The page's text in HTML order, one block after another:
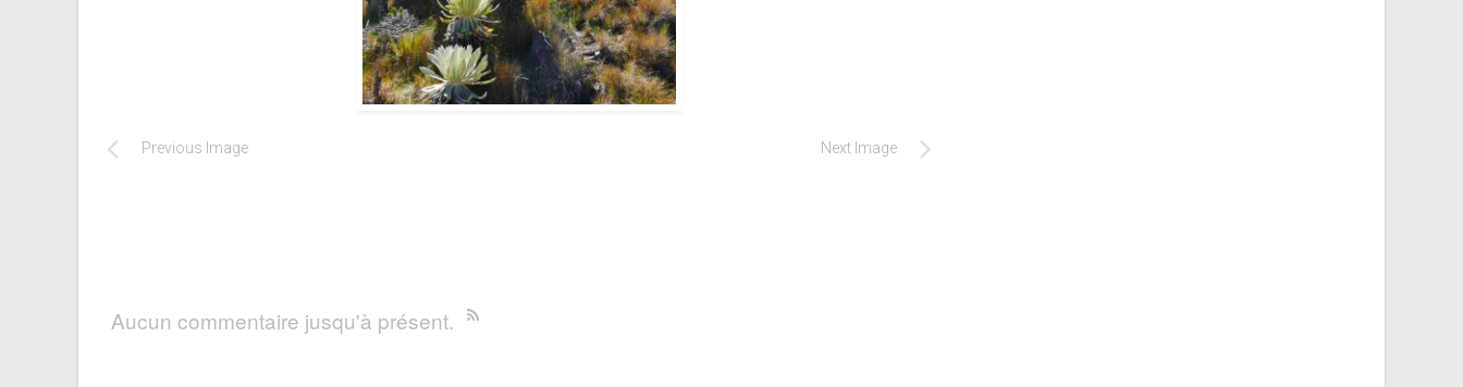
Previous Image Next Image
Aucun commentaire jusqu'à présent.